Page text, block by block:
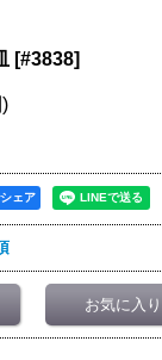
[#3838]
ェア
お気に入り